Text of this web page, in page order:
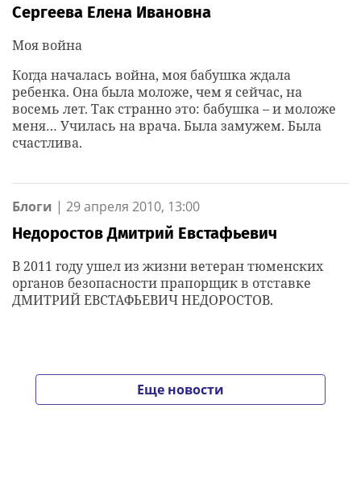
Сергеева Елена Ивановна
Моя война
Когда началась война, моя бабушка ждала
ребенка. Она была моложе, чем я сейчас, на
восемь лет. Так странно это: бабушка – и моложе
меня… Училась на врача. Была замужем. Была
счастлива.
Блоги | 29 апреля 2010, 13:00
Недоростов Дмитрий Евстафьевич
В 2011 году ушел из жизни ветеран тюменских
органов безопасности прапорщик в отставке
ДМИТРИЙ ЕВСТАФЬЕВИЧ НЕДОРОСТОВ.
Еще новости